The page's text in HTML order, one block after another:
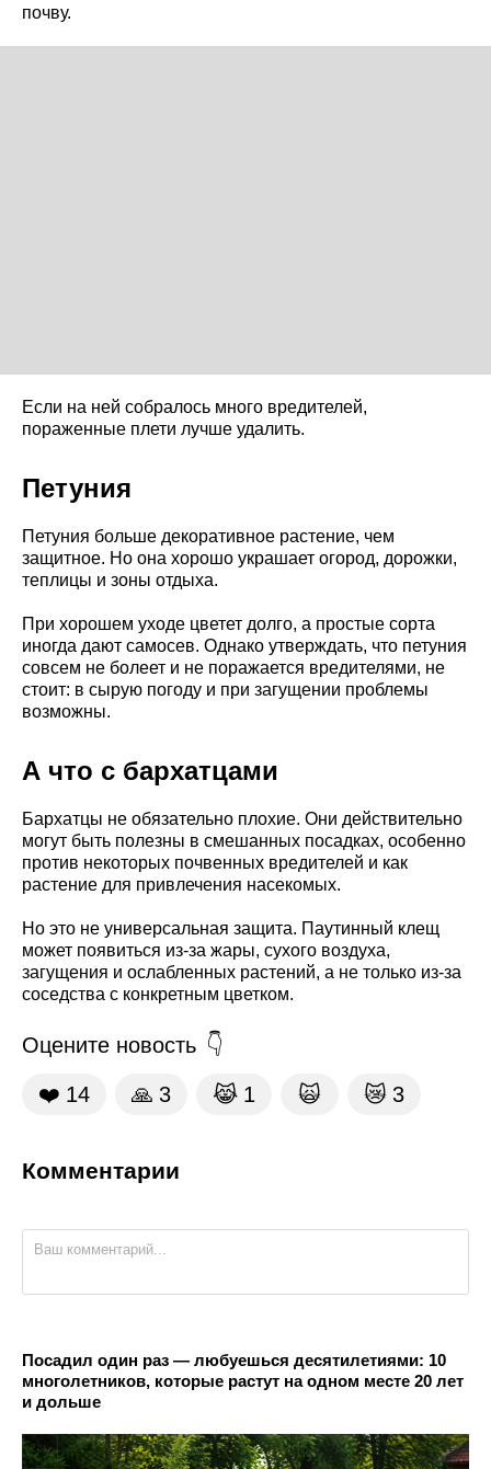
почву.
Если на ней собралось много вредителей,
пораженные плети лучше удалить.
Петуния
Петуния больше декоративное растение, чем
защитное. Но она хорошо украшает огород, дорожки,
теплицы и зоны отдыха.
При хорошем уходе цветет долго, а простые сорта
иногда дают самосев. Однако утверждать, что петуния
совсем не болеет и не поражается вредителями, не
стоит: в сырую погоду и при загущении проблемы
возможны.
А что с бархатцами
Бархатцы не обязательно плохие. Они действительно
могут быть полезны в смешанных посадках, особенно
против некоторых почвенных вредителей и как
растение для привлечения насекомых.
Но это не универсальная защита. Паутинный клещ
может появиться из-за жары, сухого воздуха,
загущения и ослабленных растений, а не только из-за
соседства с конкретным цветком.
Оцените новость
❤️ 14 🙏 3 😹 1 🙀 😿 3
Комментарии
Посадил один раз — любуешься десятилетиями: 10
многолетников, которые растут на одном месте 20 лет
и дольше